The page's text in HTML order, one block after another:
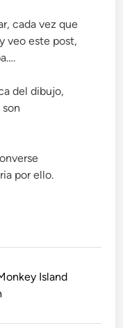
cada vez que
veo este post,
del dibujo,
por ello.
Island